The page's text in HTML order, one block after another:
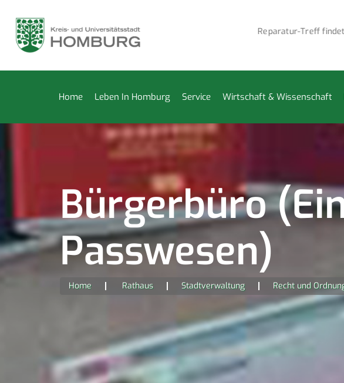
vom 27. Juli bis 14. August geschlossen Reparatur-Treff findet
Home Leben In Homburg Service Wirtschaft & Wissenschaft
Bürgerbüro
Passwesen)
Home Rathaus Stadtverwaltung Recht und